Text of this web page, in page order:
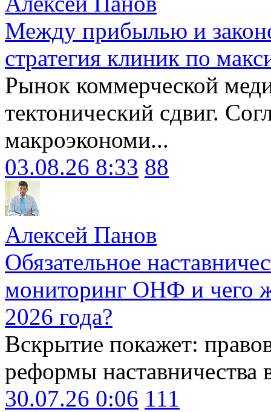
Между прибылью и
стратегия клиник по
Рынок коммерческой
тектонический сдвиг.
макроэкономи...
03.08.26 8:33 88
Алексей Панов
Обязательное
мониторинг ОНФ и чего
2026 года?
Вскрытие покажет:
реформы наставничества
30.07.26 0:06 111